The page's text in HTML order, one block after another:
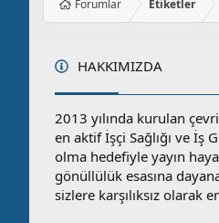
Forumlar Etiketler
HAKKIMIZDA
2013 yılında kurulan
en aktif İşçi Sağlığı ve
olma hedefiyle yayın
gönüllülük esasına
sizlere karşılıksız olarak